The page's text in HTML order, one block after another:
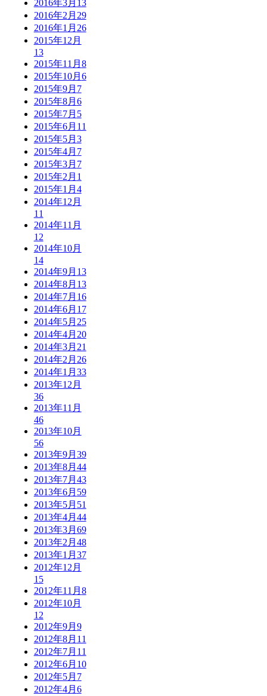
2016年3月 13
2016年2月 29
2016年1月 26
2015年12月
13
2015年11月 8
2015年10月 6
2015年9月 7
2015年8月 6
2015年7月 5
2015年6月 11
2015年5月 3
2015年4月 7
2015年3月 7
2015年2月 1
2015年1月 4
2014年12月
11
2014年11月
12
2014年10月
14
2014年9月 13
2014年8月 13
2014年7月 16
2014年6月 17
2014年5月 25
2014年4月 20
2014年3月 21
2014年2月 26
2014年1月 33
2013年12月
36
2013年11月
46
2013年10月
56
2013年9月 39
2013年8月 44
2013年7月 43
2013年6月 59
2013年5月 51
2013年4月 44
2013年3月 69
2013年2月 48
2013年1月 37
2012年12月
15
2012年11月 8
2012年10月
12
2012年9月 9
2012年8月 11
2012年7月 11
2012年6月 10
2012年5月 7
2012年4月 6